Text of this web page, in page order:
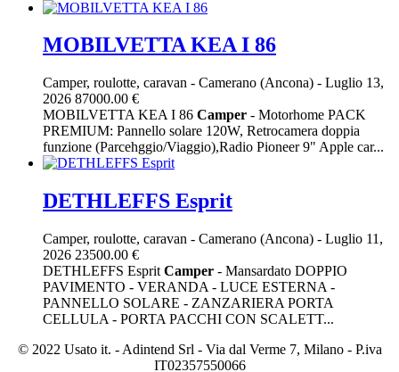
MOBILVETTA KEA I 86
Camper, roulotte, caravan - Camerano (Ancona) - Luglio 13,
2026 87000.00 €
MOBILVETTA KEA I 86 Camper - Motorhome PACK
PREMIUM: Pannello solare 120W, Retrocamera doppia
funzione (Parcehggio/Viaggio),Radio Pioneer 9" Apple car...
DETHLEFFS Esprit
Camper, roulotte, caravan - Camerano (Ancona) - Luglio 11,
2026 23500.00 €
DETHLEFFS Esprit Camper - Mansardato DOPPIO
PAVIMENTO - VERANDA - LUCE ESTERNA -
PANNELLO SOLARE - ZANZARIERA PORTA
CELLULA - PORTA PACCHI CON SCALETT...
© 2022 Usato it. - Adintend Srl - Via dal Verme 7, Milano - P.iva
IT02357550066